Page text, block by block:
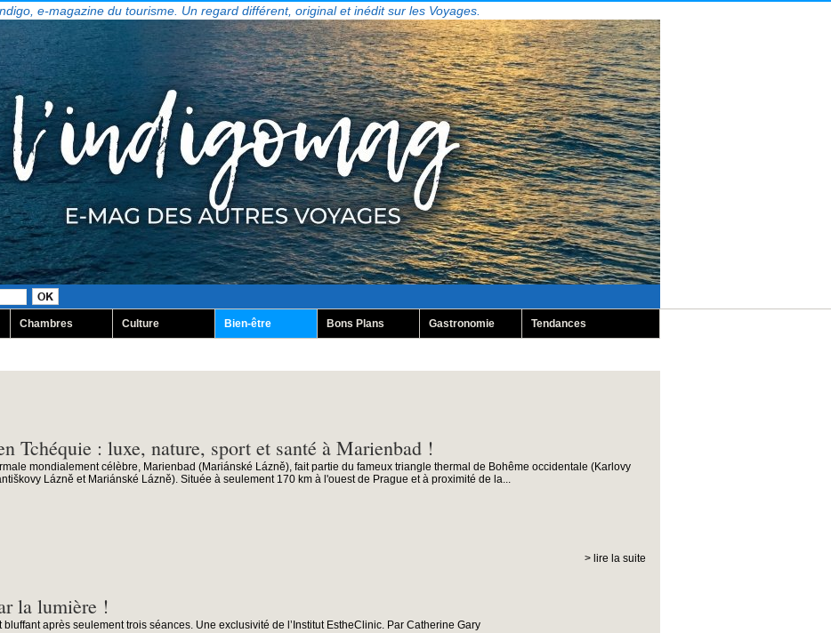
e-magazine du tourisme. Un regard différent, original et inédit sur les Voyages.
Chambres Culture Bien-être Bons Plans Gastronomie Tendances
Tchéquie : luxe, nature, sport et santé à Marienbad !
mondialement célèbre, Marienbad (Mariánské Lázně), fait partie du fameux triangle thermal de Bohême occidentale (Karlovy
Lázně et Mariánské Lázně). Située à seulement 170 km à l'ouest de Prague et à proximité de la...
> lire la suite
la lumière !
bluffant après seulement trois séances. Une exclusivité de l’Institut EstheClinic. Par Catherine Gary